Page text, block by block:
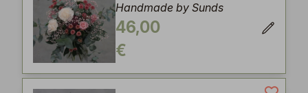
Handmade by Sunds
46,00
€